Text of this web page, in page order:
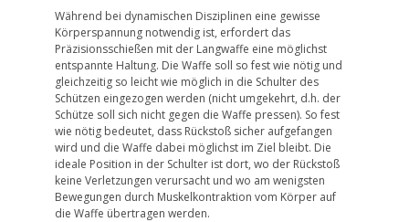
Während bei dynamischen Disziplinen eine gewisse
Körperspannung notwendig ist, erfordert das
Präzisionsschießen mit der Langwaffe eine möglichst
entspannte Haltung. Die Waffe soll so fest wie nötig und
gleichzeitig so leicht wie möglich in die Schulter des
Schützen eingezogen werden (nicht umgekehrt, d.h. der
Schütze soll sich nicht gegen die Waffe pressen). So fest
wie nötig bedeutet, dass Rückstoß sicher aufgefangen
wird und die Waffe dabei möglichst im Ziel bleibt. Die
ideale Position in der Schulter ist dort, wo der Rückstoß
keine Verletzungen verursacht und wo am wenigsten
Bewegungen durch Muskelkontraktion vom Körper auf
die Waffe übertragen werden.